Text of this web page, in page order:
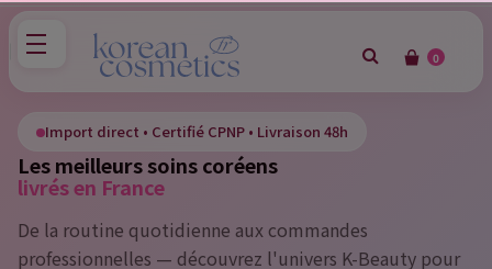
0
Import direct • Certifié CPNP • Livraison 48h
Les meilleurs soins coréens
livrés en France
De la routine quotidienne aux commandes
professionnelles — découvrez l'univers K-Beauty pour
Sign in
You need to be logged in to save products in your wish
list.